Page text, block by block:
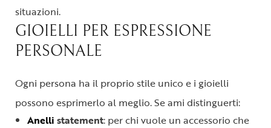
situazioni.
GIOIELLI PER ESPRESSIONE
PERSONALE
Ogni persona ha il proprio stile unico e i gioielli
possono esprimerlo al meglio. Se ami distinguerti:
Anelli statement: per chi vuole un accessorio che